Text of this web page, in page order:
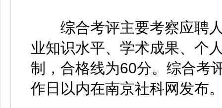
综合考评主要考察应聘人
业知识水平、学术成果、个
制，合格线为60分。综合考
作日以内在南京社科网发布